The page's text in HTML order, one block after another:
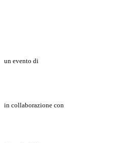
un evento di
in collaborazione con